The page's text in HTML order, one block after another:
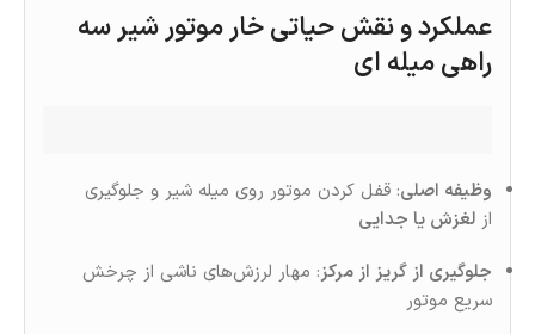
عملکرد و نقش حیاتی خار موتور شیر سه
راهی میله ای
وظیفه اصلی: قفل کردن موتور روی میله شیر و جلوگیری
از لغزش یا جدایی
جلوگیری از گریز از مرکز: مهار لرزش‌های ناشی از چرخش
سریع موتور